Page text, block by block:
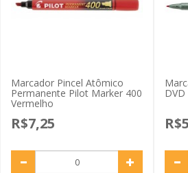
Marcador Pincel Atômico
Permanente Pilot Marker 400
Vermelho
R$7,25